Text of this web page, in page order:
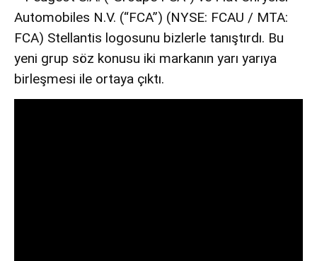
Automobiles N.V. (“FCA”) (NYSE: FCAU / MTA:
FCA) Stellantis logosunu bizlerle tanıştırdı. Bu
yeni grup söz konusu iki markanın yarı yarıya
birleşmesi ile ortaya çıktı.